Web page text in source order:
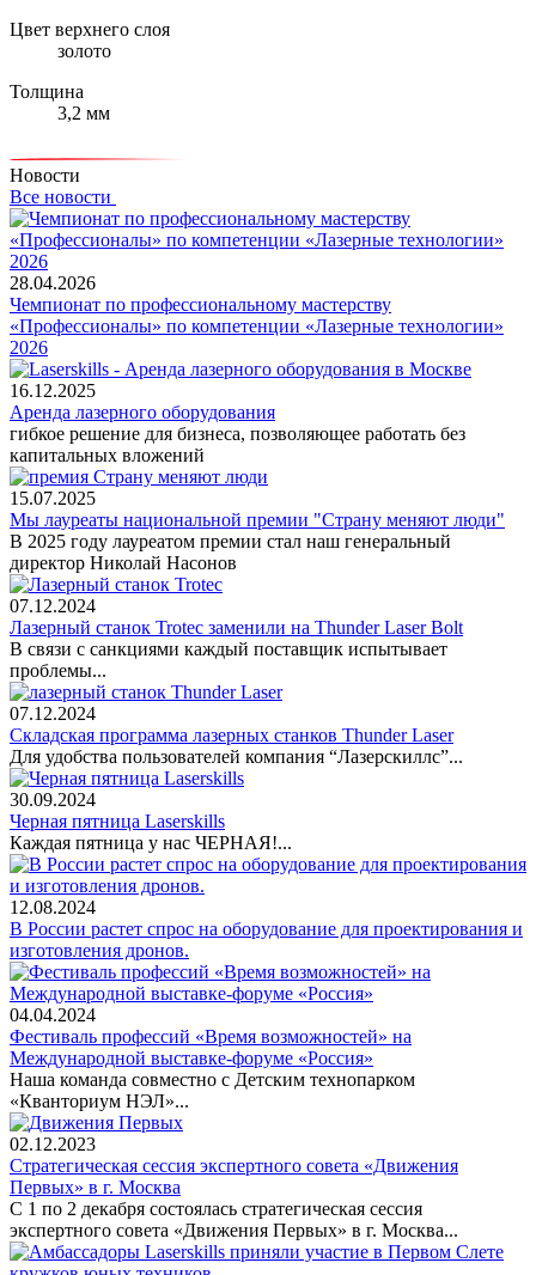
Цвет верхнего слоя
золото
Толщина
3,2 мм
Новости
Все новости
28.04.2026
Чемпионат по профессиональному мастерству
«Профессионалы» по компетенции «Лазерные технологии»
2026
16.12.2025
Аренда лазерного оборудования
гибкое решение для бизнеса, позволяющее работать без
капитальных вложений
15.07.2025
Мы лауреаты национальной премии "Страну меняют люди"
В 2025 году лауреатом премии стал наш генеральный
директор Николай Насонов
07.12.2024
Лазерный станок Trotec заменили на Thunder Laser Bolt
В связи с санкциями каждый поставщик испытывает
проблемы...
07.12.2024
Складская программа лазерных станков Thunder Laser
Для удобства пользователей компания “Лазерскиллс”...
30.09.2024
Черная пятница Laserskills
Каждая пятница у нас ЧЕРНАЯ!...
12.08.2024
В России растет спрос на оборудование для проектирования и
изготовления дронов.
04.04.2024
Фестиваль профессий «Время возможностей» на
Международной выставке-форуме «Россия»
Наша команда совместно с Детским технопарком
«Кванториум НЭЛ»...
02.12.2023
Стратегическая сессия экспертного совета «Движения
Первых» в г. Москва
С 1 по 2 декабря состоялась стратегическая сессия
экспертного совета «Движения Первых» в г. Москва...